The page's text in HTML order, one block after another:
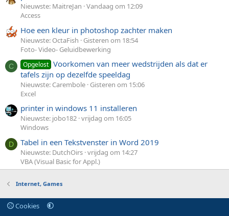
Nieuwste: MaitreJan Vandaag om 12:09
Access
Hoe een kleur in photoshop zachter maken
Nieuwste: OctaFish
Gisteren om 18:54
Foto- Video- Geluidbewerking
C Opgelost Voorkomen van meer wedstrijden als dat er
tafels zijn op dezelfde speeldag
Nieuwste: Carembole Gisteren om 15:06
Excel
printer in windows 11 installeren
Nieuwste: jobo182 vrijdag om 16:05
Windows
D Tabel in een Tekstvenster in Word 2019
Nieuwste: DutchOirs vrijdag om 14:27
VBA (Visual Basic for Appl.)
Internet, Games
Cookies